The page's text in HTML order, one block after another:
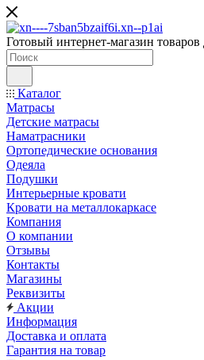
Готовый интернет-магазин товаров
Каталог
Матрасы
Детские матрасы
Наматрасники
Ортопедические основания
Одеяла
Подушки
Интерьерные кровати
Кровати на металлокаркасе
Компания
О компании
Отзывы
Контакты
Магазины
Реквизиты
Акции
Информация
Доставка и оплата
Гарантия на товар